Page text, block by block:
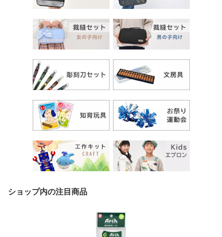
ショップ内の注目商品